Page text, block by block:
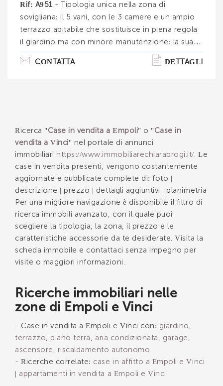
Rif: A951 - Tipologia unica nella zona di
sovigliana: il 5 vani, con le 3 camere e un ampio
terrazzo abitabile che sostituisce in piena regola
il giardino ma con minore manutenzione: la sua
profondità permette di arredarlo con divani e
tavoli per cene e pranzi all'aperto, di ampio
balcone; 2 bagni, 3 camere matrimoniali di cui una
con terrazzo. Ripostiglio. . .
CONTATTA DETTAGLI
Ricerca " Case in vendita a Empoli" o " Case in
vendita a Vinci" nel portale di annunci
immobiliari https://www.immobiliarechiarabrogi.it/ . Le
case in vendita presenti, vengono costantemente
aggiornate e pubblicate complete di: foto |
descrizione | prezzo | dettagli aggiuntivi | planimetria
Per una migliore navigazione è disponibile il filtro di
ricerca immobili avanzato, con il quale puoi
scegliere la tipologia, la zona, il prezzo e le
caratteristiche accessorie da te desiderate. Visita la
scheda immobile e contattaci senza impegno per
visite o maggiori informazioni.
Ricerche immobiliari nelle
zone di Empoli e Vinci
- Case in vendita a Empoli e Vinci con: giardino
terrazzo
piano terra aria condizionata garage
ascensore
riscaldamento autonomo
- Ricerche correlate: case in affitto a Empoli e Vinci
| appartamenti in vendita a Empoli e Vinci